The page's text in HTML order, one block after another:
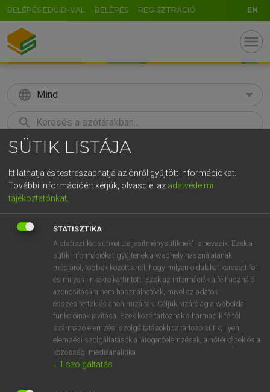
BELÉPÉS EDUID-VAL BELÉPÉS REGISZTRÁCIÓ EN
menu
language Mind
search
KERESÉS
Európai uniós terminológiai szótár
VAN ELŐFIZETÉSED?
Van előfizetésem a teljes szócikk megtekintéséhez.
BELÉPÉS
SÜTIK LISTÁJA
Itt láthatja és testreszabhatja az önről gyűjtött információkat.
További információért kérjük, olvasd el az adatvédelmi
tájékoztatónkat.
STATISZTIKA
A statisztikai sütiket „teljesítménysütiknek” is nevezik. Ezek a
sütik információkat gyűjtenek a webhely használatának
módjáról, többek között arról, hogy milyen oldalakat keresett fel
és milyen linkekre kattintott. Ezek az információk a felhasználó
azonosítására nem használhatóak, mivel az adatok
összesítettek és anonimizáltak. Céljuk kizárólag a weboldal
funkcióinak javítása. Ezek közé tartoznak a harmadik féltől
származó elemzési szolgáltatásokhoz tartozó sütik; ilyen
elemzési szolgáltatások a látogatóelemzések, a hőtérképek és a
közösségi médiaanalitika.
↓ 1 szolgáltatás
GR
t z u i o p
g h j k l é á ű Ω
n m , . AltGr